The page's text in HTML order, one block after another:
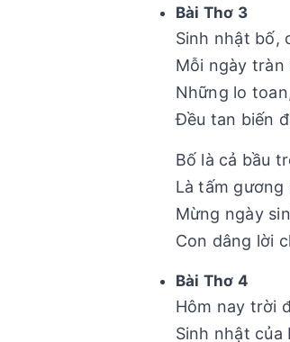
Bài Thơ 3
Sinh nhật bố,
Mỗi ngày
Những lo
Đều tan biến
Bố là cả bầu
Là tấm
Mừng ngày
Con dâng lời
Bài Thơ 4
Hôm nay trời
Sinh nhật của